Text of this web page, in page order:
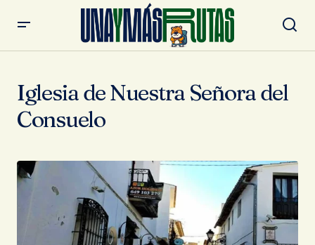
Iglesia de Nuestra Señora del
Consuelo